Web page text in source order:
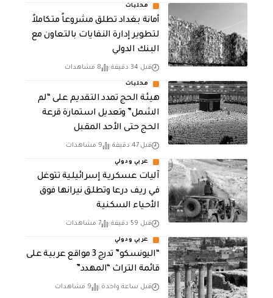
محليات
أمانة بغداد تطلق مشروعاً متكاملاً
لتطوير إدارة النفايات بالتعاون مع
البنك الدولي
قبل 34 دقيقة 8 مشاهدات
محليات
هيئة الحج تمدد التقديم على “لم
الشمل” وتعديل استمارة قرعة
الحج حتى الأحد المقبل
قبل 47 دقيقة 9 مشاهدات
عربي ودولي
آليات عسكرية إسرائيلية تتوغل
في ريف درعا وتطلق نيرانها فوق
الأحياء السكنية
قبل 59 دقيقة 7 مشاهدات
عربي ودولي
“اليونسكو” تدرج 3 مواقع عربية على
قائمة التراث “المهدد”
قبل ساعة واحدة 9 مشاهدات